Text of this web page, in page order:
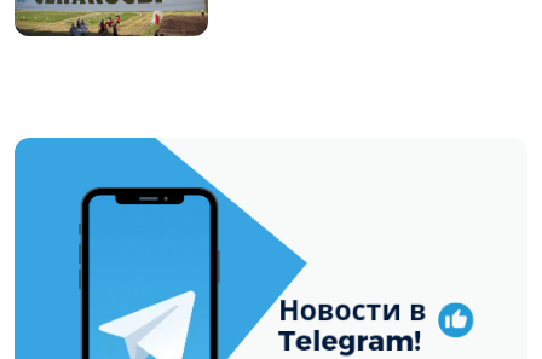
https://t.me/minskctvby